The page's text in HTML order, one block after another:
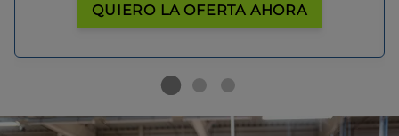
QUIERO LA OFERTA AHORA